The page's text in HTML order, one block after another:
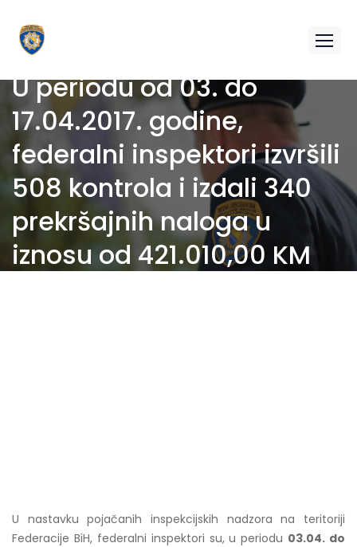
U periodu od 03. do
17.04.2017. godine,
federalni inspektori izvršili
508 kontrola i izdali 340
prekršajnih naloga u
iznosu od 421.010,00 KM
U nastavku pojačanih inspekcijskih nadzora na teritoriji
Federacije BiH, federalni inspektori su, u periodu 03.04. do